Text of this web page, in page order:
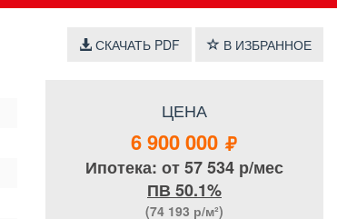
СКАЧАТЬ PDF В ИЗБРАННОЕ
ЦЕНА
6 900 000
Ипотека: от 57 534 р/мес
ПВ 50.1%
(74 193 р/м²)